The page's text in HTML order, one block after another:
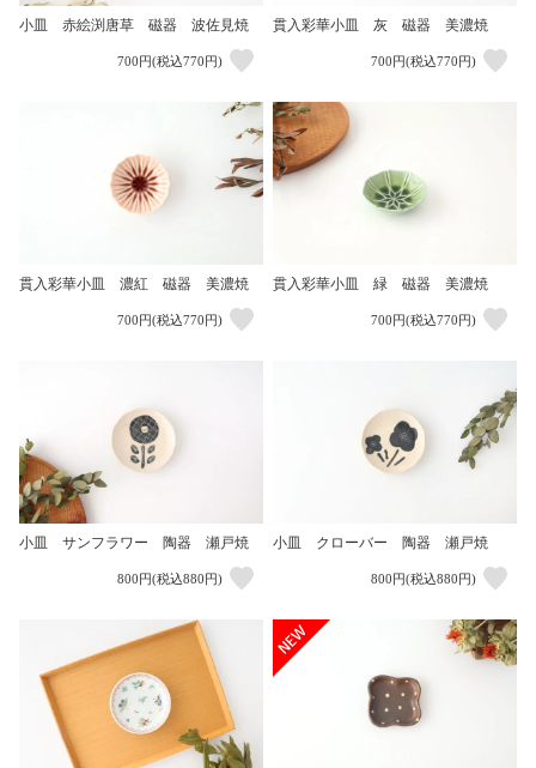
小皿 赤絵渕唐草 磁器 波佐見焼
700円(税込770円)
貫入彩華小皿 灰 磁器 美濃焼
700円(税込770円)
貫入彩華小皿 濃紅 磁器 美濃焼
700円(税込770円)
貫入彩華小皿 緑 磁器 美濃焼
700円(税込770円)
小皿 サンフラワー 陶器 瀬戸焼
800円(税込880円)
小皿 クローバー 陶器 瀬戸焼
800円(税込880円)